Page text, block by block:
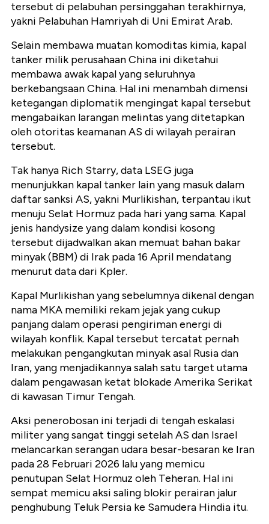
tersebut di pelabuhan persinggahan terakhirnya,
yakni Pelabuhan Hamriyah di Uni Emirat Arab.
Selain membawa muatan komoditas kimia, kapal
tanker milik perusahaan China ini diketahui
membawa awak kapal yang seluruhnya
berkebangsaan China. Hal ini menambah dimensi
ketegangan diplomatik mengingat kapal tersebut
mengabaikan larangan melintas yang ditetapkan
oleh otoritas keamanan AS di wilayah perairan
tersebut.
Tak hanya Rich Starry, data LSEG juga
menunjukkan kapal tanker lain yang masuk dalam
daftar sanksi AS, yakni Murlikishan, terpantau ikut
menuju Selat Hormuz pada hari yang sama. Kapal
jenis handysize yang dalam kondisi kosong
tersebut dijadwalkan akan memuat bahan bakar
minyak (BBM) di Irak pada 16 April mendatang
menurut data dari Kpler.
Kapal Murlikishan yang sebelumnya dikenal dengan
nama MKA memiliki rekam jejak yang cukup
panjang dalam operasi pengiriman energi di
wilayah konflik. Kapal tersebut tercatat pernah
melakukan pengangkutan minyak asal Rusia dan
Iran, yang menjadikannya salah satu target utama
dalam pengawasan ketat blokade Amerika Serikat
di kawasan Timur Tengah.
Aksi penerobosan ini terjadi di tengah eskalasi
militer yang sangat tinggi setelah AS dan Israel
melancarkan serangan udara besar-besaran ke Iran
pada 28 Februari 2026 lalu yang memicu
penutupan Selat Hormuz oleh Teheran. Hal ini
sempat memicu aksi saling blokir perairan jalur
penghubung Teluk Persia ke Samudera Hindia itu.